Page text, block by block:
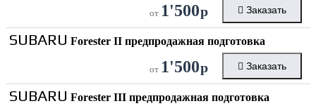
от 1'500р Заказать
SUBARU Forester II предпродажная подготовка
от 1'500р Заказать
SUBARU Forester III предпродажная подготовка